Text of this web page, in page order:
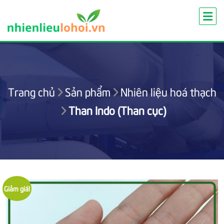
content
Trang chủ Sản phẩm
Nhiên liệu hoá thạch
Than Indo (Than cục)
Giảm giá!